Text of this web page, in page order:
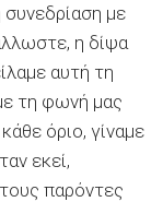
με
η δίψα
αυτή τη
τη φωνή μας
όριο, γίναμε
εκεί,
παρόντες